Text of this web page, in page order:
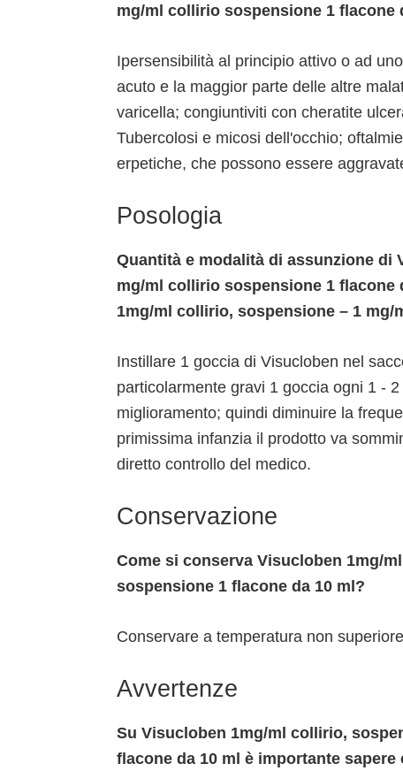
mg/ml collirio sospensione 1 flacone
Ipersensibilità al principio attivo o ad
acuto e la maggior parte delle altre
varicella; congiuntiviti con cheratite
Tubercolosi e micosi dell'occhio;
erpetiche, che possono essere
Posologia
Quantità e modalità di assunzione di
mg/ml collirio sospensione 1 flacone
1mg/ml collirio, sospensione – 1
Instillare 1 goccia di Visucloben nel
particolarmente gravi 1 goccia ogni 1 -
miglioramento; quindi diminuire la
primissima infanzia il prodotto va
diretto controllo del medico.
Conservazione
Come si conserva Visucloben 1mg/
sospensione 1 flacone da 10 ml?
Conservare a temperatura non
Avvertenze
Su Visucloben 1mg/ml collirio,
flacone da 10 ml è importante sapere